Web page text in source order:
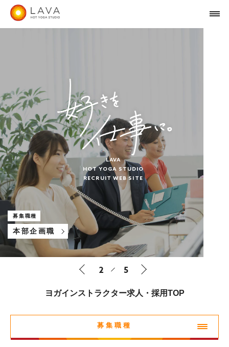
本部企画職
募集職種
ヨガインストラクター
LAVA
HOT YOGA STUDIO
RECRUIT WEB SITE
2 5
ヨガインストラクター求人・採用TOP
募集職種